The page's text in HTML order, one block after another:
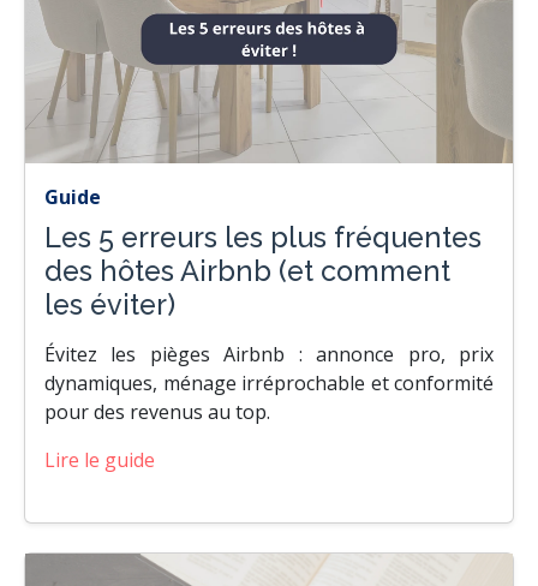
Guide
Les 5 erreurs les plus fréquentes
des hôtes Airbnb (et comment
les éviter)
Évitez les pièges Airbnb : annonce pro, prix
dynamiques, ménage irréprochable et conformité
pour des revenus au top.
Lire le guide